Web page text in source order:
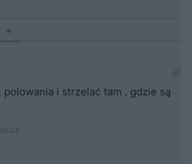
i strzelać tam , gdzie są